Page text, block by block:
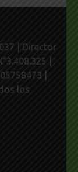
| Director
|
|
los